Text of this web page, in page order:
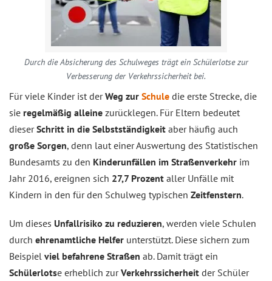
Durch die Absicherung des Schulweges trägt ein Schülerlotse zur
Verbesserung der Verkehrssicherheit bei.
Für viele Kinder ist derWeg zur Schule die erste Strecke, die
sie regelmäßig alleine zurücklegen. Für Eltern bedeutet
dieserSchritt in die Selbstständigkeit aber häufig auch
große Sorgen, denn laut einer Auswertung des Statistischen
Bundesamts zu den Kinderunfällen im Straßenverkehr im
Jahr 2016, ereignen sich 27,7 Prozent aller Unfälle mit
Kindern in den für den Schulweg typischen Zeitfenstern.
Um dieses Unfallrisiko zu reduzieren, werden viele Schulen
durch ehrenamtliche Helfer unterstützt. Diese sichern zum
Beispiel viel befahrene Straßen ab. Damit trägt ein
Schülerlotse erheblich zurVerkehrssicherheit der Schüler